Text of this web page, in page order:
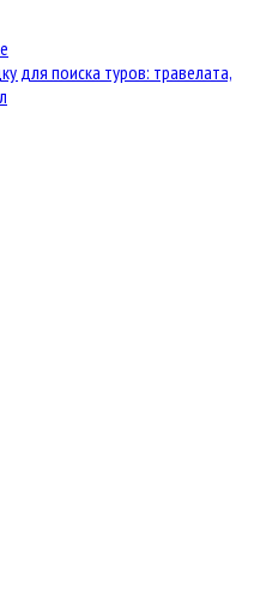
для поиска туров: травелата,